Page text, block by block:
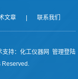
文章 联系我们
持： 化工仪器网 管理登陆
Reserved.